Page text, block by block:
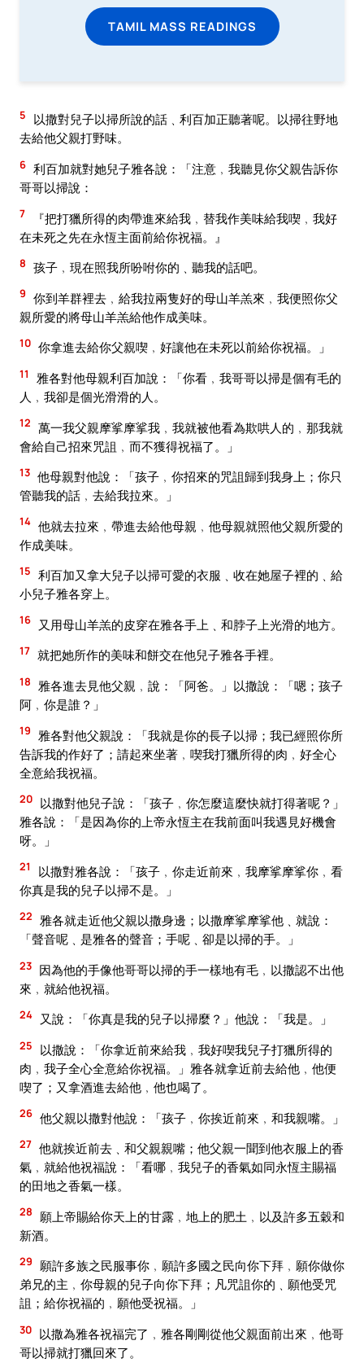
TAMIL MASS READINGS
5
以撒對兒子以掃所說的話﹑利百加正聽著呢。以掃往野地
去給他父親打野味。
6 利百加就對她兒子雅各說：「注意﹐我聽見你父親告訴你
哥哥以掃說：
7
『把打獵所得的肉帶進來給我﹐替我作美味給我喫﹐我好
在未死之先在永恆主面前給你祝福。』
8 孩子﹐現在照我所吩咐你的﹑聽我的話吧。
9 你到羊群裡去﹐給我拉兩隻好的母山羊羔來﹐我便照你父
親所愛的將母山羊羔給他作成美味。
10 你拿進去給你父親喫﹐好讓他在未死以前給你祝福。」
11
雅各對他母親利百加說：「你看﹐我哥哥以掃是個有毛的
人﹐我卻是個光滑滑的人。
12 萬一我父親摩挲摩挲我﹐我就被他看為欺哄人的﹐那我就
會給自己招來咒詛﹐而不獲得祝福了。」
13 他母親對他說：「孩子﹐你招來的咒詛歸到我身上；你只
管聽我的話﹐去給我拉來。」
14 他就去拉來﹐帶進去給他母親﹐他母親就照他父親所愛的
作成美味。
15 利百加又拿大兒子以掃可愛的衣服﹑收在她屋子裡的﹑給
小兒子雅各穿上。
16 又用母山羊羔的皮穿在雅各手上﹑和脖子上光滑的地方。
17 就把她所作的美味和餅交在他兒子雅各手裡。
18 雅各進去見他父親﹐說：「阿爸。」以撒說：「嗯；孩子
阿﹐你是誰？」
19
雅各對他父親說：「我就是你的長子以掃；我已經照你所
告訴我的作好了；請起來坐著﹐喫我打獵所得的肉﹐好全心
全意給我祝福。
20 以撒對他兒子說：「孩子﹐你怎麼這麼快就打得著呢？」
雅各說：「是因為你的上帝永恆主在我前面叫我遇見好機會
呀。」
21
以撒對雅各說：「孩子﹐你走近前來﹐我摩挲摩挲你﹐看
你真是我的兒子以掃不是。」
22 雅各就走近他父親以撒身邊；以撒摩挲摩挲他﹑就說：
「聲音呢﹑是雅各的聲音；手呢﹑卻是以掃的手。」
23 因為他的手像他哥哥以掃的手一樣地有毛﹐以撒認不出他
來﹐就給他祝福。
24 又說：「你真是我的兒子以掃麼？」他說：「我是。」
25
以撒說：「你拿近前來給我﹐我好喫我兒子打獵所得的
肉﹐我子全心全意給你祝福。」雅各就拿近前去給他﹐他便
喫了；又拿酒進去給他﹐他也喝了。
26 他父親以撒對他說：「孩子﹐你挨近前來﹐和我親嘴。」
27 他就挨近前去﹑和父親親嘴；他父親一聞到他衣服上的香
氣﹐就給他祝福說：「看哪﹐我兒子的香氣如同永恆主賜福
的田地之香氣一樣。
28
願上帝賜給你天上的甘露﹐地上的肥土﹐以及許多五穀和
新酒。
29 願許多族之民服事你﹐願許多國之民向你下拜﹐願你做你
弟兄的主﹐你母親的兒子向你下拜；凡咒詛你的﹑願他受咒
詛；給你祝福的﹐願他受祝福。」
30 以撒為雅各祝福完了﹐雅各剛剛從他父親面前出來﹐他哥
哥以掃就打獵回來了。